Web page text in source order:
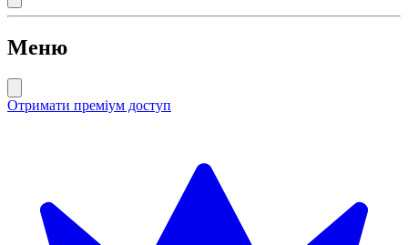
Меню
Отримати преміум доступ